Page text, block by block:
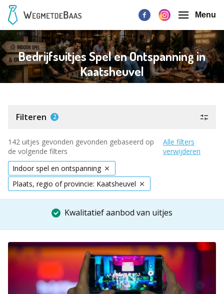
Menu
Bedrijfsuitjes Spel en Ontspanning in
Kaatsheuvel
Filteren 2
142 uitjes gevonden gevonden gebaseerd op
de volgende filters
Alle filters
verwijderen
Indoor spel en ontspanning
Plaats, regio of provincie: Kaatsheuvel
Kwalitatief aanbod van uitjes